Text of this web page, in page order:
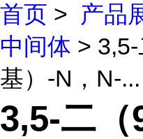
首页 > 产品
中间体 >
基）-N，N-...
3,5-二（